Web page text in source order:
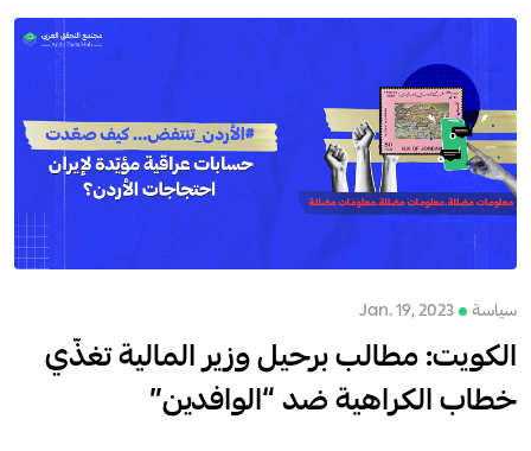
سياسة Jan. 19, 2023
الكويت: مطالب برحيل وزير المالية تغذّي
خطاب الكراهية ضد “الوافدين”